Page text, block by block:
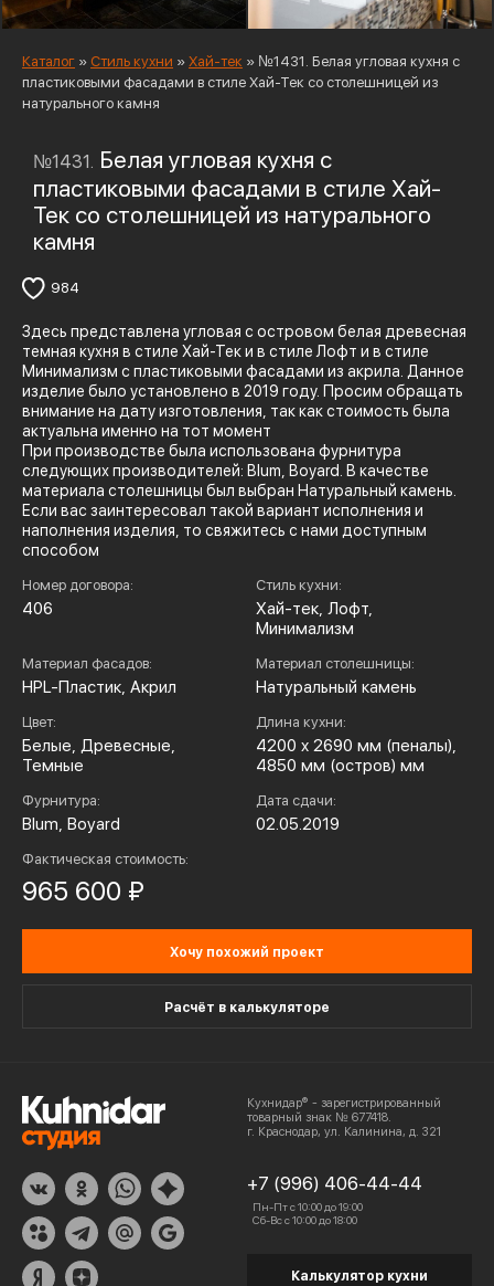
Каталог » Стиль кухни » Хай-тек » №1431. Белая угловая кухня с
пластиковыми фасадами в стиле Хай-Тек со столешницей из
натурального камня
№1431. Белая угловая кухня с
пластиковыми фасадами в стиле Хай-
Тек со столешницей из натурального
камня
984
Здесь представлена угловая с островом белая древесная
темная кухня в стиле Хай-Тек и в стиле Лофт и в стиле
Минимализм с пластиковыми фасадами из акрила. Данное
изделие было установлено в 2019 году. Просим обращать
внимание на дату изготовления, так как стоимость была
актуальна именно на тот момент
При производстве была использована фурнитура
следующих производителей: Blum, Boyard. В качестве
материала столешницы был выбран Натуральный камень.
Если вас заинтересовал такой вариант исполнения и
наполнения изделия, то свяжитесь с нами доступным
способом
Номер договора:
406
Стиль кухни:
Хай-тек, Лофт,
Минимализм
Материал фасадов:
HPL-Пластик, Акрил
Материал столешницы:
Натуральный камень
Цвет:
Белые, Древесные,
Темные
Длина кухни:
4200 x 2690 мм (пеналы),
4850 мм (остров) мм
Фурнитура:
Blum, Boyard
Дата сдачи:
02.05.2019
Фактическая стоимость:
965 600 ₽
Хочу похожий проект
Расчёт в калькуляторе
Кухнидар® - зарегистрированный
товарный знак № 677418.
г. Краснодар, ул. Калинина, д. 321
+7 (996) 406-44-44
Пн-Пт с 10:00 до 19:00
Сб-Вс с 10:00 до 18:00
Калькулятор кухни